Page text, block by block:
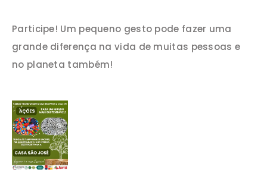
Participe! Um pequeno gesto pode fazer uma
grande diferença na vida de muitas pessoas e
no planeta também!